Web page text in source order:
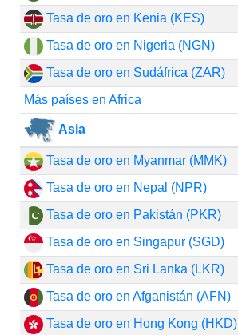
Tasa de oro en Kenia (KES)
Tasa de oro en Nigeria (NGN)
Tasa de oro en Sudáfrica (ZAR)
Más países en Africa
Asia
Tasa de oro en Myanmar (MMK)
Tasa de oro en Nepal (NPR)
Tasa de oro en Pakistán (PKR)
Tasa de oro en Singapur (SGD)
Tasa de oro en Sri Lanka (LKR)
Tasa de oro en Afganistán (AFN)
Tasa de oro en Hong Kong (HKD)